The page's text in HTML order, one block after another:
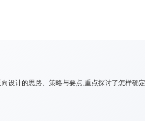
计的思路、策略与要点,重点探讨了怎样确